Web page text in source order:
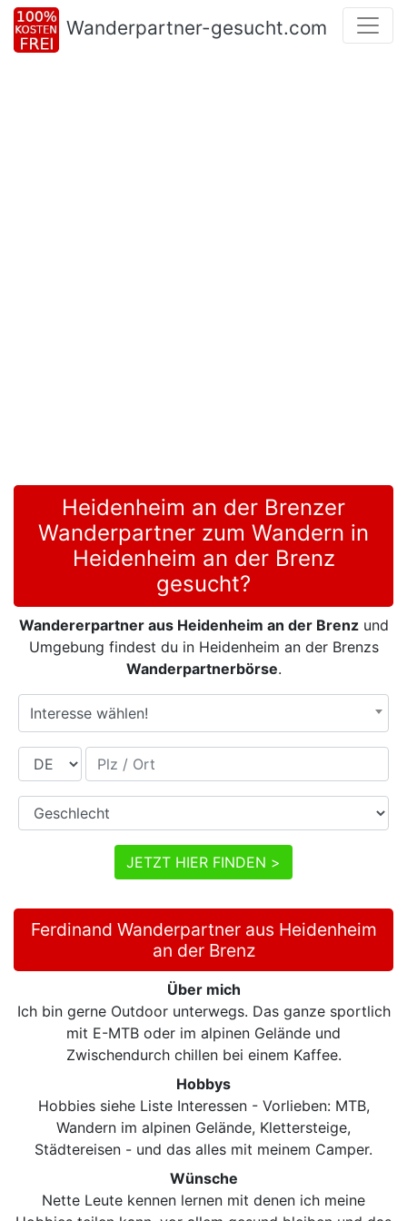
Wanderpartner-gesucht.com
Heidenheim an der Brenzer
Wanderpartner zum Wandern in
Heidenheim an der Brenz
gesucht?
Wandererpartner aus Heidenheim an der Brenzund
Umgebung findest du in Heidenheim an der Brenzs
Wanderpartnerbörse.
Interesse wählen!
Land Plz / Ort
Geschlecht
JETZT HIER FINDEN >
Ferdinand Wanderpartner aus Heidenheim
an der Brenz
Über mich
Ich bin gerne Outdoor unterwegs. Das ganze sportlich
mit E-MTB oder im alpinen Gelände und
Zwischendurch chillen bei einem Kaffee.
Hobbys
Hobbies siehe Liste Interessen - Vorlieben: MTB,
Wandern im alpinen Gelände, Klettersteige,
Städtereisen - und das alles mit meinem Camper.
Wünsche
Nette Leute kennen lernen mit denen ich meine